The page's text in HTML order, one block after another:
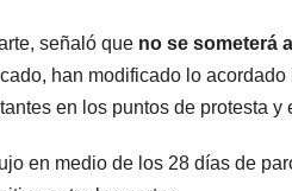
señaló que no se someterá
han modificado lo
en los puntos de protesta
en medio de los 28 días de